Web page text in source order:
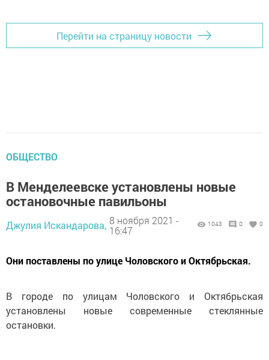
Перейти на страницу новости
ОБЩЕСТВО
В Менделеевске установлены новые
остановочные павильоны
Джулия Искандарова, 8 ноября 2021 -
16:47
1043 0 0
Они поставлены по улице Чоловского и Октябрьская.
В городе по улицам Чоловского и Октябрьская
установлены новые современные стеклянные
остановки.